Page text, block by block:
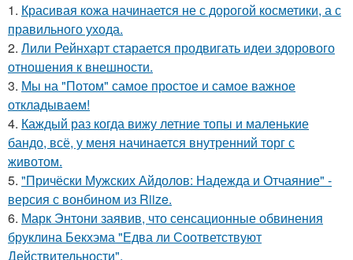
1. Красивая кожа начинается не с дорогой косметики, а с
правильного ухода.
2. Лили Рейнхарт старается продвигать идеи здорового
отношения к внешности.
3. Мы на "Потом" самое простое и самое важное
откладываем!
4. Каждый раз когда вижу летние топы и маленькие
бандо, всё, у меня начинается внутренний торг с
животом.
5. "Причёски Мужских Айдолов: Надежда и Отчаяние" -
версия с вонбином из Riize.
6. Марк Энтони заявив, что сенсационные обвинения
бруклина Бекхэма "Едва ли Соответствуют
Действительности".